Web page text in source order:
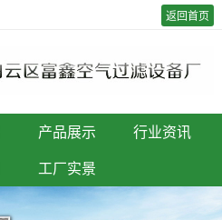
返回首页
产品展示
行业资讯
工厂实景